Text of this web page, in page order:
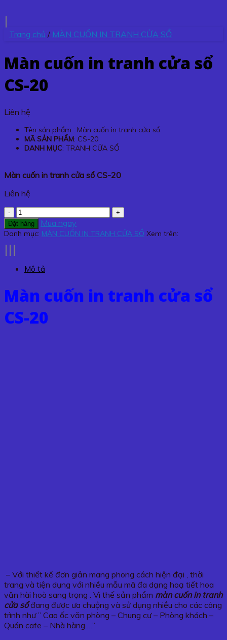
Trang chủ / MÀN CUỐN IN TRANH CỬA SỔ
Màn cuốn in tranh cửa sổ
CS-20
Liên hệ
Tên sản phẩm : Màn cuốn in tranh cửa sổ
MÃ SẢN PHẨM: CS-20
DANH MỤC: TRANH CỬA SỔ
Màn cuốn in tranh cửa sổ CS-20
Liên hệ
Màn
cuốn
in
CS-
số
lượng
Đặt hàng Mua ngay
Danh mục: MÀN CUỐN IN TRANH CỬA SỔ Xem trên:
Mô tả
Màn cuốn in tranh cửa sổ
CS-20
– Với thiết kế đơn giản mang phong cách hiện đại , thời
trang và tiện dụng với nhiều mẫu mã đa dạng hoạ tiết hoa
văn hài hoà sang trọng . Vì thế sản phẩm màn cuốn in tranh
cửa sổđang được ưa chuộng và sử dụng nhiều cho các công
trình như ” Cao ốc văn phòng – Chung cư – Phòng khách –
Quán cafe – Nhà hàng …”